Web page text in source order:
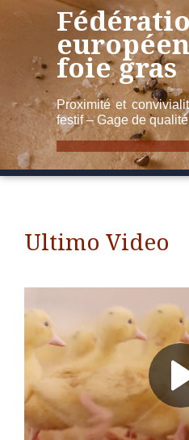
foie gras
Proximité et
festif – Gage de qualité
Ultimo Video